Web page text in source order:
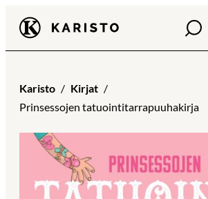
Siirry
suoraan
sisältöön
Karisto Haku
Karisto
Kirjat
Prinsessojen tatuointitarrapuuhakirja